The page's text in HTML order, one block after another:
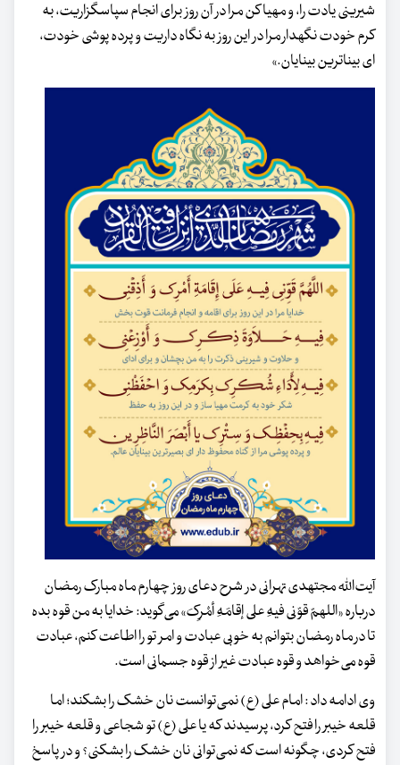
شیرینی یادت را، و مهیا کن مرا در آن روز برای انجام سپاسگزاریت، به
کرم خودت نگهدار مرا در این روز به نگاه داریت و پرده پوشی خودت،
ای بیناترین بینایان.»
آیت‌الله مجتهدی تهرانی در شرح دعای روز چهارم ماه مبارک رمضان
درباره «اللهمّ قوّنی فیهِ علی إقامَهِ أمْرِکَ» می‌گوید: خدایا به من قوه بده
تا در ماه رمضان بتوانم به ‌خوبی عبادت و امر تو را اطاعت کنم، عبادت
قوه می‌خواهد و قوه عبادت غیر از قوه جسمانی است.
وی ادامه داد : امام علی (ع) نمی‌توانست نان خشک را بشکند؛ اما
قلعه خیبر را فتح کرد، پرسیدند که یا علی (ع) تو شجاعی و قلعه خیبر را
فتح کردی، چگونه است که نمی‌توانی نان خشک را بشکنی؟ و در پاسخ